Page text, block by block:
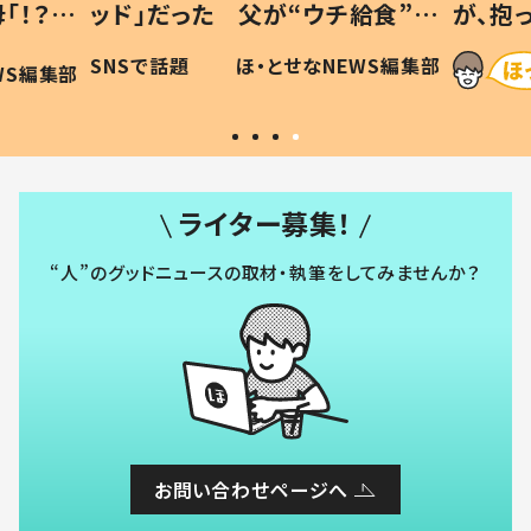
？」
編集部
ッド」だった 父が“ウチ給食”を
作り続ける理由とは #令和の親
#令和の子
SNSで話題 ほ・とせなNEWS編集部
が、
「涙が
い」
ライター募集！
“人”のグッドニュースの取材・執筆をしてみませんか？
お問い合わせページへ